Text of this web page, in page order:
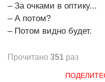
– За очками в оптику...
– А потом?
– Потом видно будет.
Прочитано 351 раз